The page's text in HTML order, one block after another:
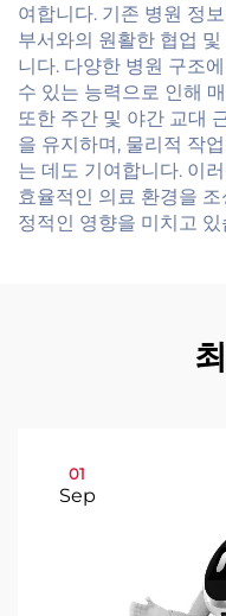
여합니다. 기존 병원 정
부서와의 원활한 협업
니다. 다양한 병원 구조
수 있는 능력으로 인해
또한 주간 및 야간 교대
을 유지하며, 물리적 작
는 데도 기여합니다. 이
효율적인 의료 환경을
정적인 영향을 미치고 있
01
Sep